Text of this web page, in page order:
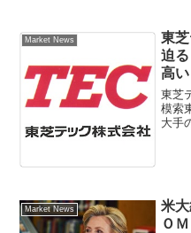
に
ビ
ック
銘柄
券金
覧
Market News
東
迫
高い
東芝
模索
大手
Market News
米
Ｏ